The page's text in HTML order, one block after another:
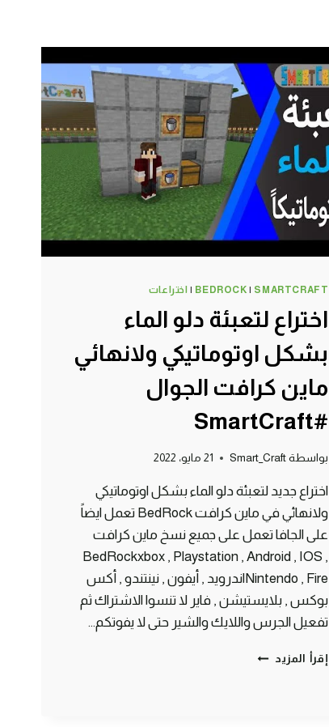
BEDROCK | SMARTCRAFT
| اختراعات
اختراع لتعبئة دلو الماء
بشكل اوتوماتيكي ولانهائي
ماين كرافت الجوال
#SmartCraft
بواسطة Smart_Craft 21 مايو، 2022
اختراع جديد لتعبئة دلو الماء بشكل اوتوماتيكي
ولانهائي في ماين كرافت BedRock تعمل ايضاً
على الجافا تعمل على جميع نسخ ماين كرافت
BedRockxbox , Playstation , Android , IOS ,
Nintendo , Fireاندرويد , أيفون , نينتندو , أكس
بوكس , بلايستيشن , فاير لا تنسوا الاشتراك ثم
تفعيل الجرس واللايك والشير حتى لا يفوتكم…
إقرأ المزيد اختراع